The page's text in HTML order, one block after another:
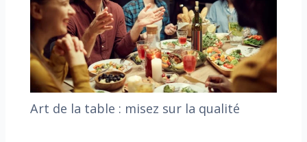
Art de la table : misez sur la qualité